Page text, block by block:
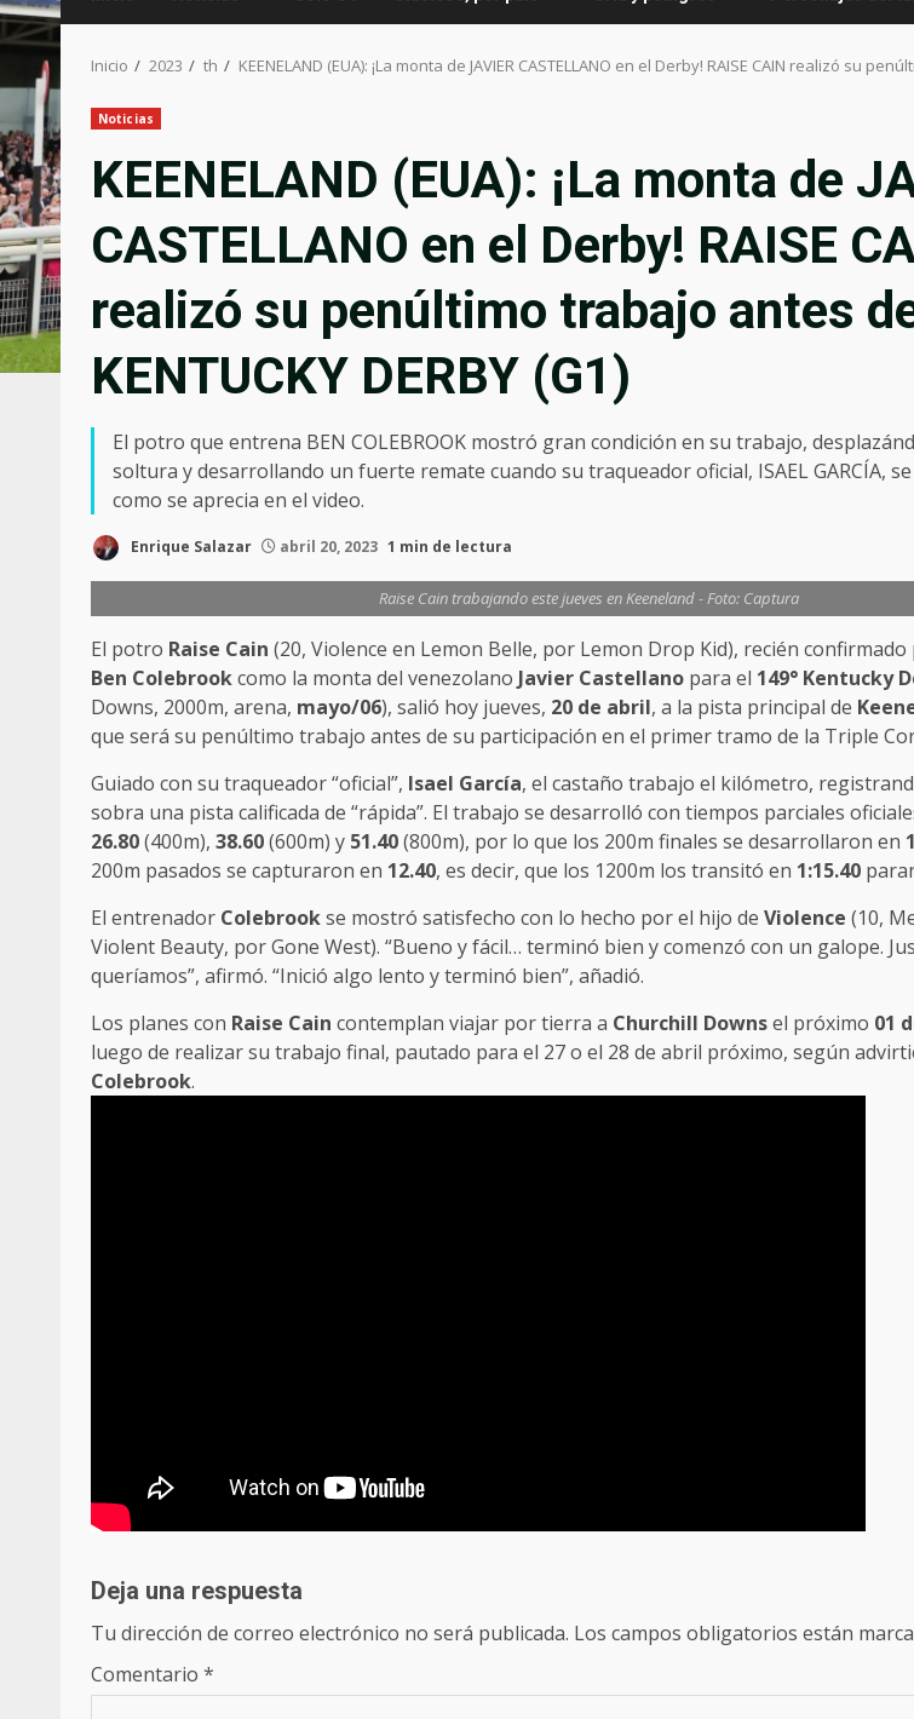
Inicio 2023 th KEENELAND (EUA): ¡La monta de JAVIER CASTELLANO en el Derby! RAISE CAIN realizó su
Noticias
KEENELAND (EUA): ¡La monta de
CASTELLANO en el Derby! RAISE
realizó su penúltimo trabajo antes
KENTUCKY DERBY (G1)
El potro que entrena BEN COLEBROOK mostró gran condición en su trabajo,
soltura y desarrollando un fuerte remate cuando su traqueador oficial, ISAEL GARCÍA,
como se aprecia en el video.
Enrique Salazar abril 20, 2023 1 min de lectura
Raise Cain trabajando este jueves en Keeneland - Foto: Captura
El potro Raise Cain (20, Violence en Lemon Belle, por Lemon Drop Kid), recién
Ben Colebrookcomo la monta del venezolano Javier Castellano para el 149° Kentucky
Downs, 2000m, arena, mayo/06), salió hoy jueves, 20 de abril, a la pista principal de
que será su penúltimo trabajo antes de su participación en el primer tramo de la Triple
Guiado con su traqueador “oficial”, Isael García, el castaño trabajo el kilómetro,
sobra una pista calificada de “rápida”. El trabajo se desarrolló con tiempos parciales
26.80(400m), 38.60(600m) y 51.40(800m), por lo que los 200m finales se desarrollaron en
200m pasados se capturaron en 12.40, es decir, que los 1200m los transitó en 1:15.40
El entrenador Colebrookse mostró satisfecho con lo hecho por el hijo de Violence (10,
Violent Beauty, por Gone West). “Bueno y fácil… terminó bien y comenzó con un galope.
queríamos”, afirmó. “Inició algo lento y terminó bien”, añadió.
Los planes con Raise Cain contemplan viajar por tierra a Churchill Downsel próximo 01
luego de realizar su trabajo final, pautado para el 27 o el 28 de abril próximo, según
Colebrook.
Deja una respuesta
Tu dirección de correo electrónico no será publicada. Los campos obligatorios están
Comentario *